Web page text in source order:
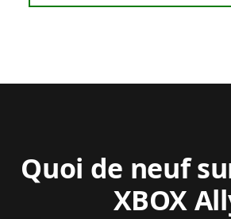
Quoi de neuf
XBOX